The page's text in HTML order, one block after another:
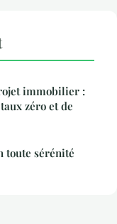
immobilier :
zéro et de
toute sérénité